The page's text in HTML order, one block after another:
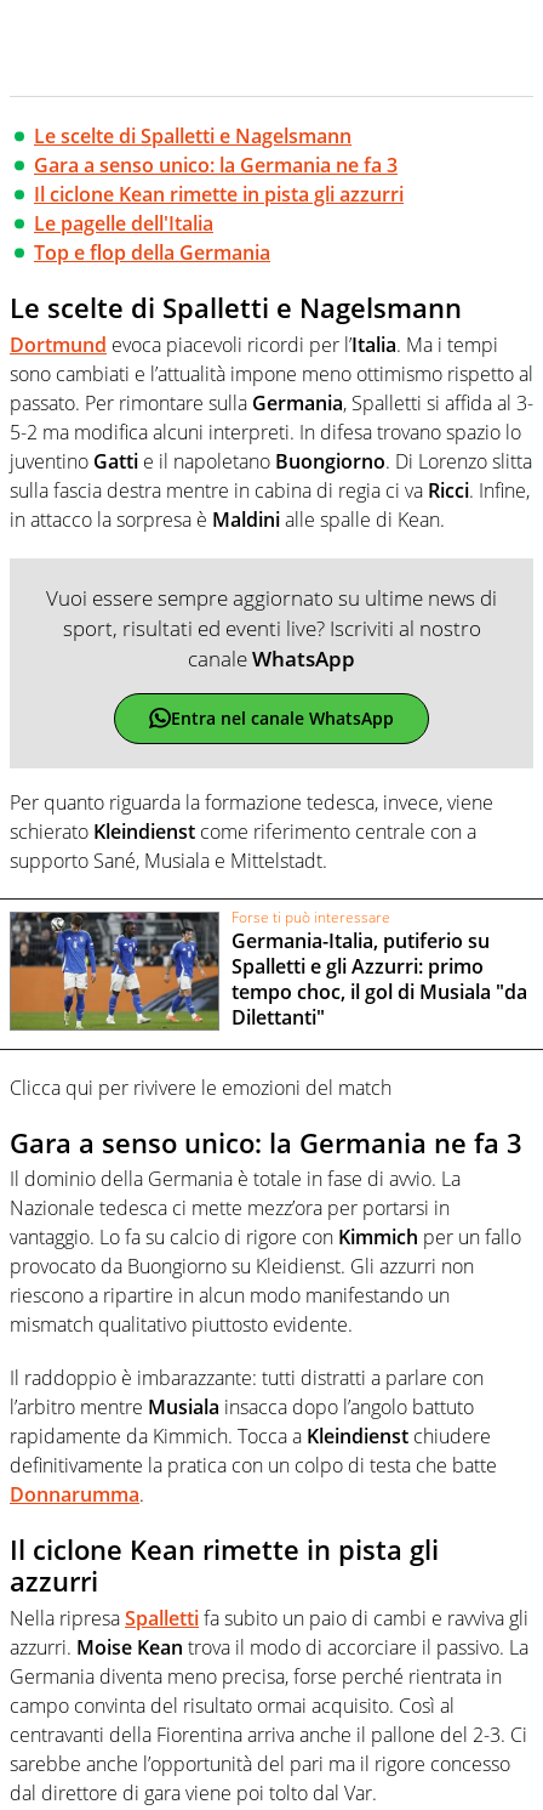
Le scelte di Spalletti e Nagelsmann
Gara a senso unico: la Germania ne fa 3
Il ciclone Kean rimette in pista gli azzurri
Le pagelle dell'Italia
Top e flop della Germania
Le scelte di Spalletti e Nagelsmann
Dortmund evoca piacevoli ricordi per l’Italia. Ma i tempi
sono cambiati e l’attualità impone meno ottimismo rispetto al
passato. Per rimontare sulla Germania, Spalletti si affida al 3-
5-2 ma modifica alcuni interpreti. In difesa trovano spazio lo
juventino Gatti e il napoletano Buongiorno. Di Lorenzo slitta
sulla fascia destra mentre in cabina di regia ci va Ricci. Infine,
in attacco la sorpresa è Maldinialle spalle di Kean.
Vuoi essere sempre aggiornato su ultime news di
sport, risultati ed eventi live? Iscriviti al nostro
canaleWhatsApp
Entra nel canale WhatsApp
Per quanto riguarda la formazione tedesca, invece, viene
schierato Kleindienst come riferimento centrale con a
supporto Sané, Musiala e Mittelstadt.
Forse ti può interessare
Germania-Italia, putiferio su
Spalletti e gli Azzurri: primo
tempo choc, il gol di Musiala "da
Dilettanti"
Clicca qui per rivivere le emozioni del match
Gara a senso unico: la Germania ne fa 3
Il dominio della Germania è totale in fase di avvio. La
Nazionale tedesca ci mette mezz’ora per portarsi in
vantaggio. Lo fa su calcio di rigore con Kimmich per un fallo
provocato da Buongiorno su Kleidienst. Gli azzurri non
riescono a ripartire in alcun modo manifestando un
mismatch qualitativo piuttosto evidente.
Il raddoppio è imbarazzante: tutti distratti a parlare con
l’arbitro mentre Musiala insacca dopo l’angolo battuto
rapidamente da Kimmich. Tocca a Kleindienst chiudere
definitivamente la pratica con un colpo di testa che batte
Donnarumma.
Il ciclone Kean rimette in pista gli
azzurri
Nella ripresaSpallettifa subito un paio di cambi e ravviva gli
azzurri. Moise Kean trova il modo di accorciare il passivo. La
Germania diventa meno precisa, forse perché rientrata in
campo convinta del risultato ormai acquisito. Così al
centravanti della Fiorentina arriva anche il pallone del 2-3. Ci
sarebbe anche l’opportunità del pari ma il rigore concesso
dal direttore di gara viene poi tolto dal Var.